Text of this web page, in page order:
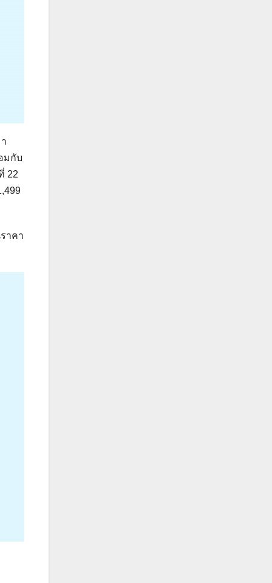
มกับ
22
าคา